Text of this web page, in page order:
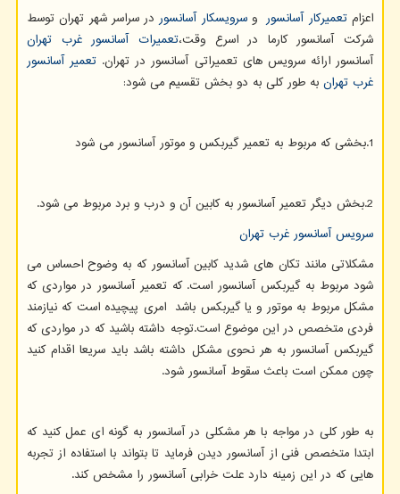
اعزامتعمیرکار آسانسوروسرویسکار آسانسوردر سراسر شهر تهران توسط
شرکت آسانسور کارما در اسرع وقت،تعمیرات آسانسور غرب تهران
آسانسور ارائه سرویس های تعمیراتی آسانسور در تهران. تعمیر آسانسور
غرب تهران به طور کلی به دو بخش تقسیم می شود:
1.بخشی که مربوط به تعمیر گیربکس و موتور آسانسور می شود
2.بخش دیگر تعمیر آسانسور به کابین آن و درب و برد مربوط می شود.
سرویس آسانسور غرب تهران
مشکلاتی مانند تکان های شدید کابین آسانسور که به وضوح احساس می
شود مربوط به گیربکس آسانسور است. که تعمیر آسانسور در مواردی که
مشکل مربوط به موتور و یا گیربکس باشد امری پیچیده است که نیازمند
فردی متخصص در این موضوع است.توجه داشته باشید که در مواردی که
گیربکس آسانسور به هر نحوی مشکل داشته باشد باید سریعا اقدام کنید
چون ممکن است باعث سقوط آسانسور شود.
به طور کلی در مواجه با هر مشکلی در آسانسور به گونه ای عمل کنید که
ابتدا متخصص فنی از آسانسور دیدن فرماید تا بتواند با استفاده از تجربه
هایی که در این زمینه دارد علت خرابی آسانسور را مشخص کند.